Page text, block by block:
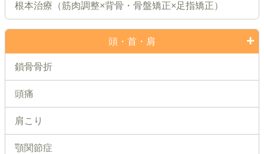
根本治療（筋肉調整×背骨・骨盤矯正×足指矯正）
頭・首・肩
鎖骨骨折
頭痛
肩こり
顎関節症